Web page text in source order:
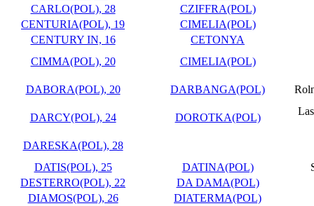
CARLO(POL), 28
CZIFFRA(POL)
CENTURIA(POL), 19
CIMELIA(POL)
CENTURY IN, 16
CETONYA
CIMMA(POL), 20
CIMELIA(POL)
DABORA(POL), 20 DARBANGA(POL)
DARCY(POL), 24 DOROTKA(POL)
DARESKA(POL), 28
DATIS(POL), 25
DATINA(POL)
DESTERRO(POL), 22
DA DAMA(POL)
DIAMOS(POL), 26
DIATERMA(POL)